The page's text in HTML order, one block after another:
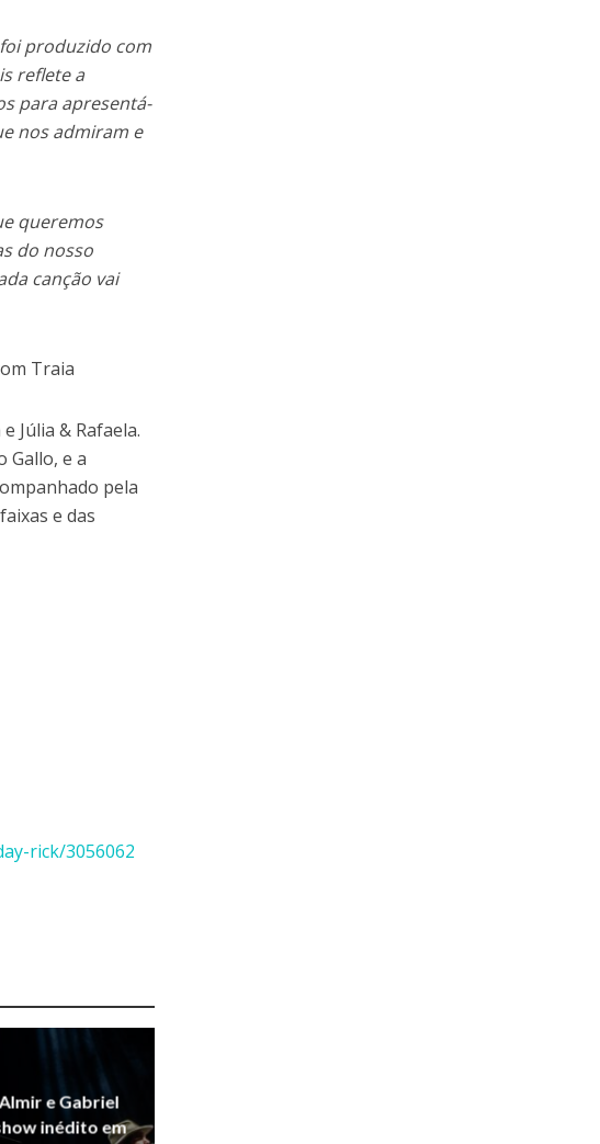
foi produzido com
reflete a
para apresentá-
nos admiram e
queremos
do nosso
canção vai
Traia
Júlia & Rafaela.
Gallo, e a
pela
e das
rick/3056062
Almir e Gabriel
inédito em